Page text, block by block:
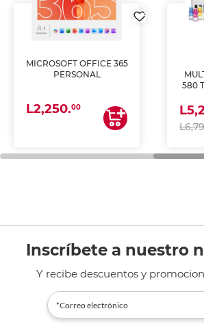
MICROSOFT OFFICE 365
PERSONAL
L2,250.00
580
Inscríbete a nuestro
Y recibe descuentos y